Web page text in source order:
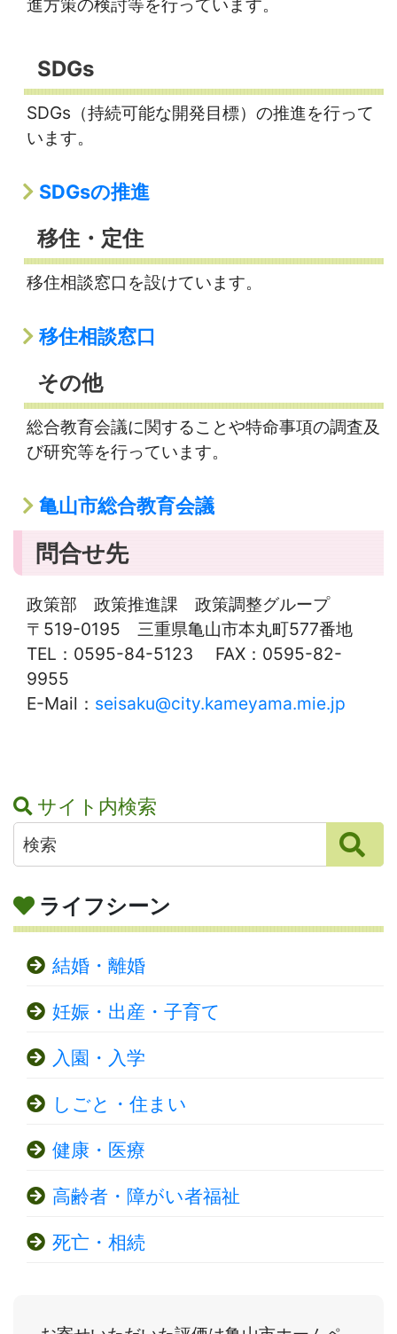
進方策の検討等を行っています。
SDGs
SDGs（持続可能な開発目標）の推進を行って
います。
SDGsの推進
移住・定住
移住相談窓口を設けています。
移住相談窓口
その他
総合教育会議に関することや特命事項の調査及
び研究等を行っています。
亀山市総合教育会議
問合せ先
政策部 政策推進課 政策調整グループ
〒519-0195 三重県亀山市本丸町577番地
TEL：0595-84-5123 FAX：0595-82-
9955
E-Mail： seisaku@city.kameyama.mie.jp
サイト内検索
ライフシーン
結婚・離婚
妊娠・出産・子育て
入園・入学
しごと・住まい
健康・医療
高齢者・障がい者福祉
死亡・相続